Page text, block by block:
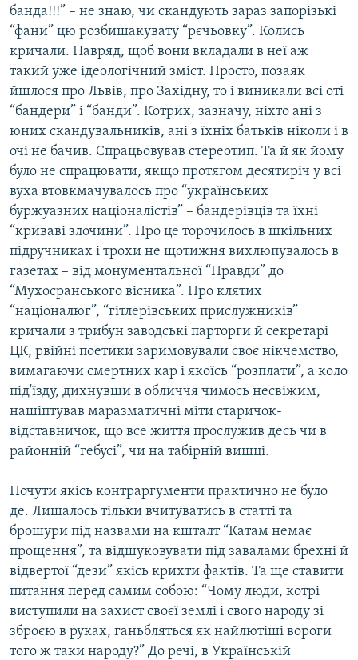
банда!!!” – не знаю, чи скандують зараз запорізькі
“фани” цю розбишакувату “рєчьовку”. Колись
кричали. Навряд, щоб вони вкладали в неї аж
такий уже ідеологічний зміст. Просто, позаяк
йшлося про Львів, про Західну, то і виникали всі оті
“бандери” і “банди”. Котрих, зазначу, ніхто ані з
юних скандувальників, ані з їхніх батьків ніколи і в
очі не бачив. Спрацьовував стереотип. Та й як йому
було не спрацювати, якщо протягом десятиріч у всі
вуха втовкмачувалось про “українських
буржуазних націоналістів” – бандерівців та їхні
“криваві злочини”. Про це торочилось в шкільних
підручниках і трохи не щотижня вихлюпувалось в
газетах – від монументальної “Правди” до
“Мухосранського вісника”. Про клятих
“націоналюг”, “гітлерівських прислужників”
кричали з трибун заводські парторги й секретарі
ЦК, рвійні поетики заримовували своє нікчемство,
вимагаючи смертних кар і якоїсь “розплати”, а коло
під'їзду, дихнувши в обличчя чимось несвіжим,
нашіптував маразматичні міти старичок-
відставничок, що все життя прослужив десь чи в
районній “гебусі”, чи на табірній вишці.
Почути якісь контраргументи практично не було
де. Лишалось тільки вчитуватись в статті та
брошури під назвами на кшталт “Катам немає
прощення”, та відшуковувати під завалами брехні й
відвертої “дези” якісь крихти фактів. Та ще ставити
питання перед самим собою: “Чому люди, котрі
виступили на захист своєї землі і свого народу зі
зброєю в руках, ганьбляться як найлютіші вороги
того ж таки народу?” До речі, в Українській